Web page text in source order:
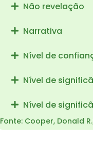
Não revelação
Narrativa
Nível de
Nível de
Nível de
Fonte: Cooper, Donald